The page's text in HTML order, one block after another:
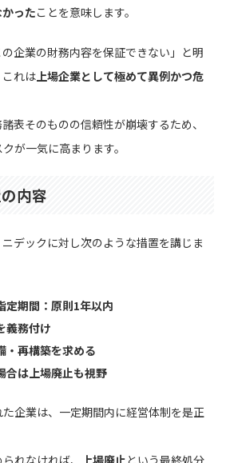
ったことを意味します。
企業の財務内容を保証できない」と明
れは上場企業として極めて異例かつ危
表そのものの信頼性が崩壊するため、
が一気に高まります。
内容
デックに対し次のような措置を講じま
定期間：原則1年以内
義務付け
・再構築を求める
合は上場廃止も視野
企業は、一定期間内に経営体制を是正